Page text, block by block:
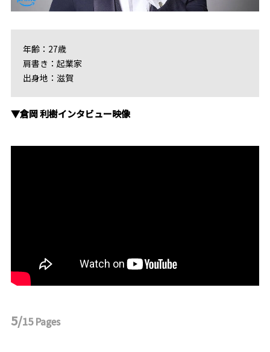
年齢：27歳
肩書き：起業家
出身地：滋賀
▼倉岡 利樹インタビュー映像
5/15Pages